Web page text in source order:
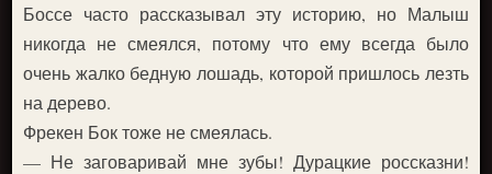
Боссе часто рассказывал эту историю, но Малыш
никогда не смеялся, потому что ему всегда было
очень жалко бедную лошадь, которой пришлось лезть
на дерево.
Фрекен Бок тоже не смеялась.
— Не заговаривай мне зубы! Дурацкие россказни!